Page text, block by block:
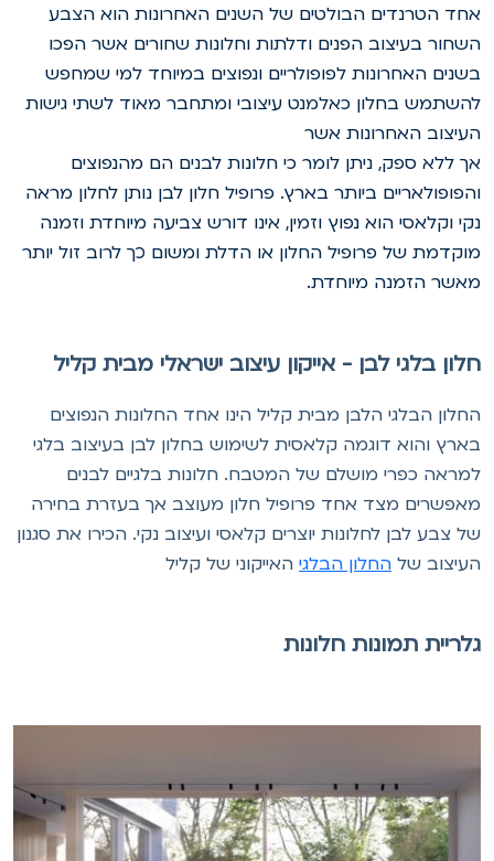
הטרנדים הבולטים של השנים האחרונות הוא הצבע
בעיצוב הפנים ודלתות וחלונות שחורים אשר הפכו
האחרונות לפופולריים ונפוצים במיוחד למי שמחפש
בחלון כאלמנט עיצובי ומתחבר מאוד לשתי גישות
האחרונות אשר
ללא ספק, ניתן לומר כי חלונות לבנים הם מהנפוצים
ביותר בארץ. פרופיל חלון לבן נותן לחלון מראה
וקלאסי הוא נפוץ וזמין, אינו דורש צביעה מיוחדת וזמנה
של פרופיל החלון או הדלת ומשום כך לרוב זול יותר
הזמנה מיוחדת.
בלגי לבן - אייקון עיצוב ישראלי מבית קליל
הבלגי הלבן מבית קליל הינו אחד החלונות הנפוצים
והוא דוגמה קלאסית לשימוש בחלון לבן בעיצוב בלגי
כפרי מושלם של המטבח. חלונות בלגיים לבנים
מצד אחד פרופיל חלון מעוצב אך בעזרת בחירה
צבע לבן לחלונות יוצרים קלאסי ועיצוב נקי. הכירו את סגנון
שלהחלון הבלגיהאייקוני של קליל
תמונות חלונות